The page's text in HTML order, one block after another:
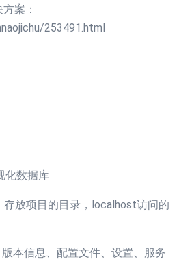
案：
253491.html
化数据库
放项目的目录，localhost访问的
本信息、配置文件、设置、服务